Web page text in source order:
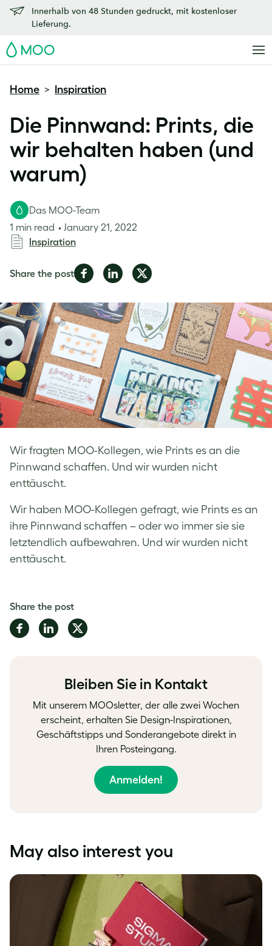
Innerhalb von 48 Stunden gedruckt, mit kostenloser
Lieferung.
MOO
Home > Inspiration
Die Pinnwand: Prints, die
wir behalten haben (und
warum)
Wir fragten MOO-Kollegen, wie Prints es an die
Pinnwand schaffen. Und wir wurden nicht
enttäuscht.
Das MOO-Team
1 min read
January 21, 2022
Inspiration
Share the postShare
Facebook
Share
LinkedIn
Share
Twitter
Wir haben MOO-Kollegen gefragt, wie Prints es an
ihre Pinnwand schaffen – oder wo immer sie sie
letztendlich aufbewahren. Und wir wurden nicht
enttäuscht.
Share the post
Share
on
Share
on
Share
on
Bleiben Sie in Kontakt
Mit unserem MOOsletter, der alle zwei Wochen
erscheint, erhalten Sie Design-Inspirationen,
Geschäftstipps und Sonderangebote direkt in
Ihren Posteingang.
Anmelden!
May also interest you